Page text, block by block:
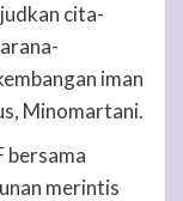
cita-
iman
Minomartani.
bersama
merintis